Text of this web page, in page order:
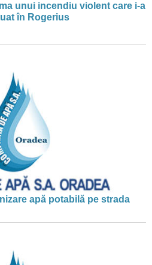
unui incendiu violent care i-a
în Rogerius
apă potabilă pe strada